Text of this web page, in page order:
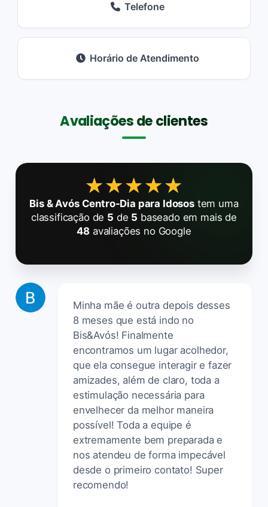
Telefone
Horário de Atendimento
Avaliações de clientes
★★★★★
★★★★★
Bis & Avós Centro-Dia para Idosostem uma
classificação de 5 de 5 baseado em mais de
48 avaliações no Google
Minha mãe é outra depois desses
8 meses que está indo no
Bis&Avós! Finalmente
encontramos um lugar acolhedor,
que ela consegue interagir e fazer
amizades, além de claro, toda a
estimulação necessária para
envelhecer da melhor maneira
possível! Toda a equipe é
extremamente bem preparada e
nos atendeu de forma impecável
desde o primeiro contato! Super
recomendo!